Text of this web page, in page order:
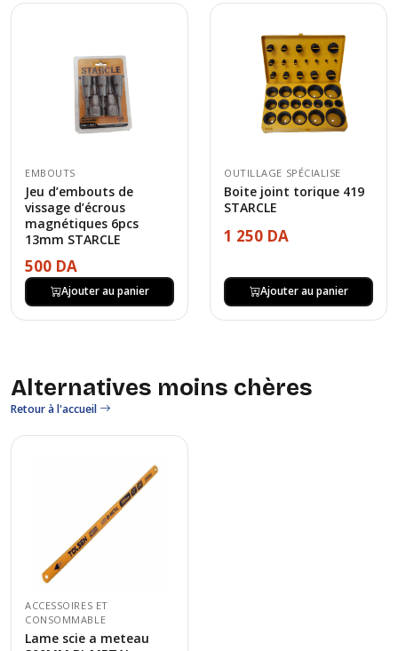
EMBOUTS
Jeu d’embouts de
vissage d’écrous
magnétiques 6pcs
13mm STARCLE
500 DA
Ajouter au panier
OUTILLAGE SPÉCIALISE
Boite joint torique 419
STARCLE
1 250 DA
Ajouter au panier
Alternatives moins chères
Retour à l'accueil
ACCESSOIRES ET
CONSOMMABLE
Lame scie a meteau